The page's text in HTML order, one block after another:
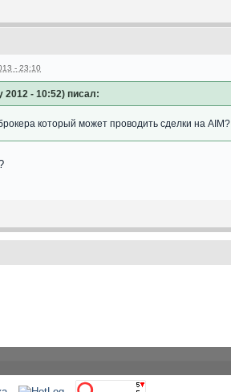
- 23:10
2012 - 10:52) писал:
который может проводить сделки на AIM?